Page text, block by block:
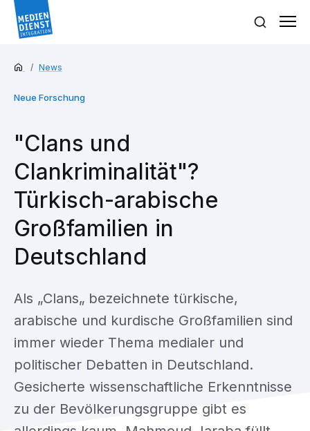
News
Neue Forschung
"Clans und
Clankriminalität"?
Türkisch-arabische
Großfamilien in
Deutschland
Als „Clans„ bezeichnete türkische,
arabische und kurdische Großfamilien sind
immer wieder Thema medialer und
politischer Debatten in Deutschland.
Gesicherte wissenschaftliche Erkenntnisse
zu der Bevölkerungsgruppe gibt es